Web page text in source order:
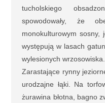
tucholskiego
spowodowały, że
monokulturowym sosny,
występują w lasach
wylesionych wrzosowiska.
Zarastające rynny
urodzajne łąki. Na
żurawina błotna, bagno